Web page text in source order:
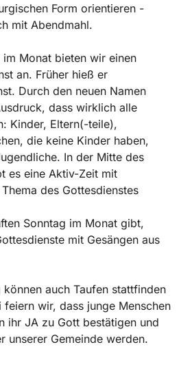
Form orientieren -
mit Abendmahl.
im Monat bieten wir einen
an. Früher hieß er
Durch den neuen Namen
dass wirklich alle
Kinder, Eltern(-teile),
die keine Kinder haben,
In der Mitte des
es eine Aktiv-Zeit mit
des Gottesdienstes
Sonntag im Monat gibt,
mit Gesängen aus
auch Taufen stattfinden
feiern wir, dass junge Menschen
ihr JA zu Gott bestätigen und
unserer Gemeinde werden.